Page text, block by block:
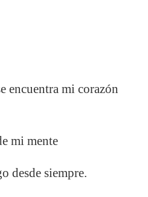
encuentra mi corazón
mi mente
desde siempre.